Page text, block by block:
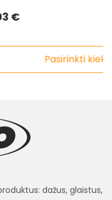
Pasirinkti kiekį
dažus, glaistus,